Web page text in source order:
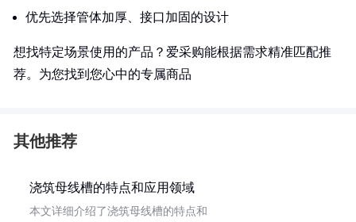
优先选择管体加厚、接口加固的设计
想找特定场景使用的产品？爱采购能根据需求精准匹配推
荐。为您找到您心中的专属商品
其他推荐
浇筑母线槽的特点和应用领域
本文详细介绍了浇筑母线槽的特点和